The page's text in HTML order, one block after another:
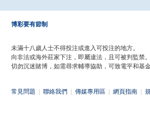
博彩要有節制
未滿十八歲人士不得投注或進入可投注的地方。
向非法或海外莊家下注，即屬違法，且可被判監禁。
切勿沉迷賭博，如需尋求輔導協助，可致電平和基
常見問題 聯絡我們 傳媒專用區 網頁指南